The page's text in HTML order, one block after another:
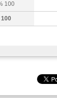
100 %
100